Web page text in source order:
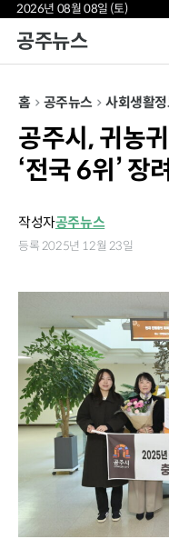
2026년 08월 08일 (토)
공주뉴스
홈 공주뉴스 사회생활
공주시, 귀농
‘전국 6위’ 장
작성자공주뉴스
등록 2025년 12월 23일